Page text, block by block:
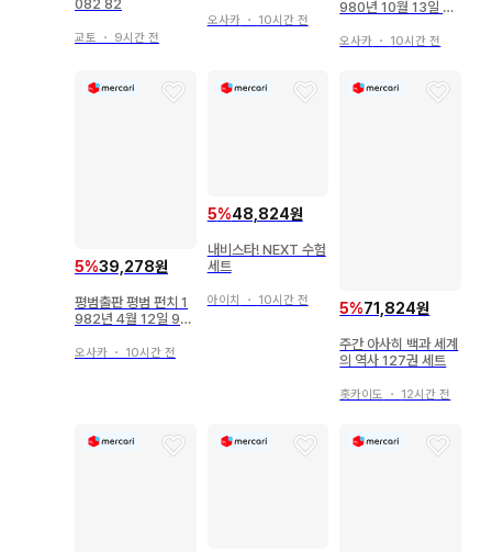
082 82
교토 ・ 9시간 전
셀 월드 28
오사카・ 10시간 전
980년 10월 13일 83
오사카 ・ 10시간 전
5%39,278원
평범출판 평범 펀치 1
982년 4월 12일 90
오사카 ・ 10시간 전
5%48,824원
내비스타! NEXT 수험
세트
아이치 ・ 10시간 전 5%71,824원
주간 아사히 백과 세계
의 역사 127권 세트
홋카이도 ・ 12시간 전